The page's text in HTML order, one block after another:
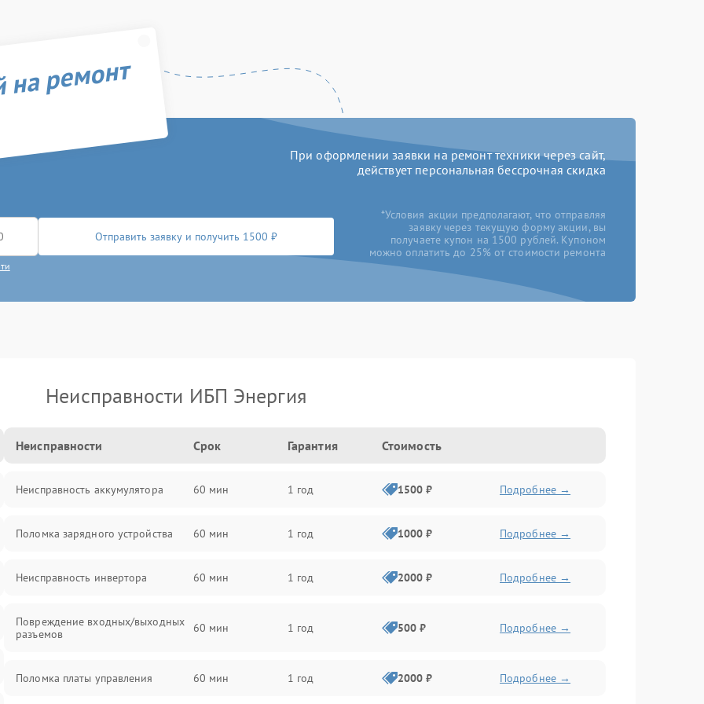
ремонт
При оформлении заявки на ремонт техники через сайт,
действует персональная бессрочная скидка
Отправить заявку и получить 1500 ₽
*Условия акции предполагают, что отправляя
заявку через текущую форму акции, вы
получаете купон на 1500 рублей. Купоном
можно оплатить до 25% от стоимости ремонта
Неисправности ИБП Энергия
Неисправности Срок Гарантия Стоимость
Неисправность аккумулятора 60 мин 1 год 1500 ₽ Подробнее →
Поломка зарядного устройства 60 мин 1 год 1000 ₽ Подробнее →
Неисправность инвертора 60 мин 1 год 2000 ₽ Подробнее →
Повреждение входных/выходных
разъемов
60 мин 1 год 500 ₽ Подробнее →
Поломка платы управления 60 мин 1 год 2000 ₽ Подробнее →